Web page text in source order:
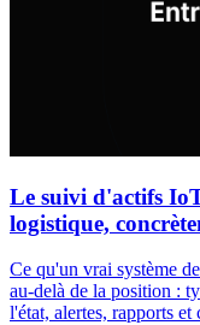
Le suivi d'actifs
logistique,
Ce qu'un vrai système
au-delà de la position :
l'état, alertes, rapports